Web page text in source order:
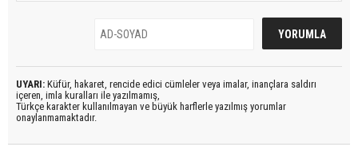
UYARI: Küfür, hakaret, rencide edici cümleler veya imalar, inançlara saldırı
içeren, imla kuralları ile yazılmamış,
Türkçe karakter kullanılmayan ve büyük harflerle yazılmış yorumlar
onaylanmamaktadır.